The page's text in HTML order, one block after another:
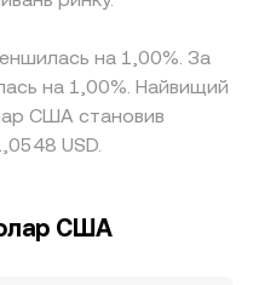
на 1,00%. За
на 1,00%. Найвищий
США становив
USD.
США